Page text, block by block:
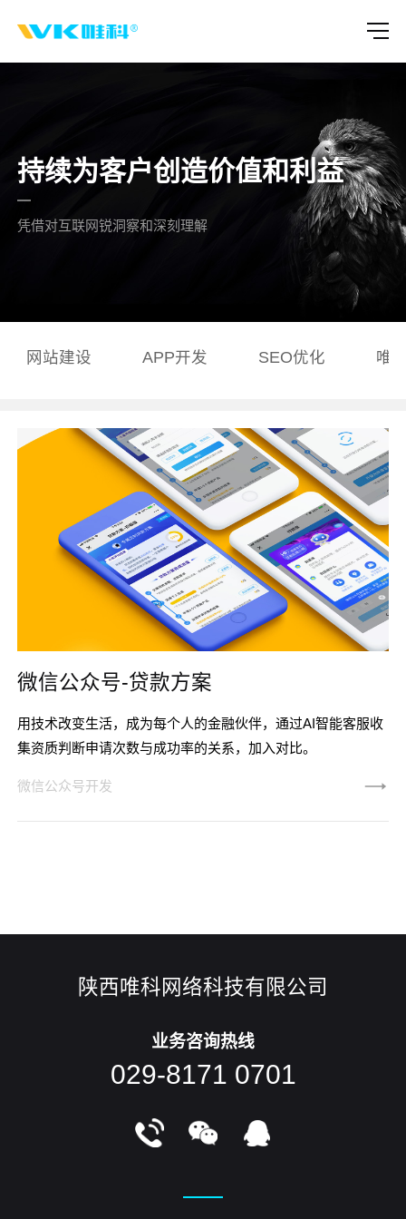
持续为客户创造价值和利益
凭借对互联网锐洞察和深刻理解
网站建设 APP开发 SEO优化 唯
微信公众号-贷款方案
用技术改变生活，成为每个人的金融伙伴，通过AI智能客服收
集资质判断申请次数与成功率的关系，加入对比。
微信公众号开发
陕西唯科网络科技有限公司
业务咨询热线
029-8171 0701